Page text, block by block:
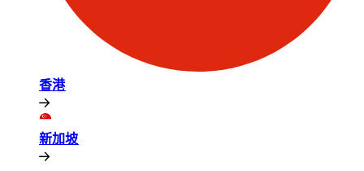
香港​​
新加坡​​